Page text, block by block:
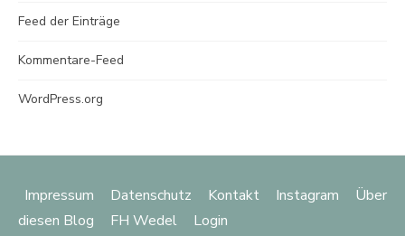
Feed der Einträge
Kommentare-Feed
WordPress.org
Impressum Datenschutz Kontakt Instagram
Über
diesen Blog
FH Wedel Login